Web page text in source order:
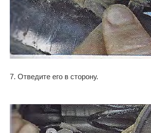
7. Отведите его в сторону.